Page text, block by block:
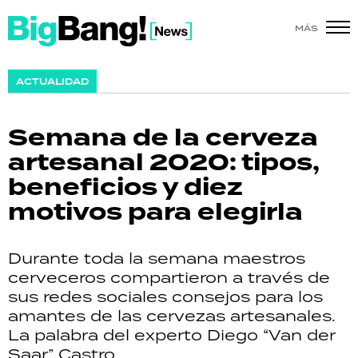
MÁS
ACTUALIDAD
Semana de la cerveza
artesanal 2020: tipos,
beneficios y diez
motivos para elegirla
Durante toda la semana maestros
cerveceros compartieron a través de
sus redes sociales consejos para los
amantes de las cervezas artesanales.
La palabra del experto Diego “Van der
Saar” Castro.
SHOW
ACTUALIDAD
POLICIALES
ECONOMÍA
GRAN HERMANO
SALUD
DEPORTES